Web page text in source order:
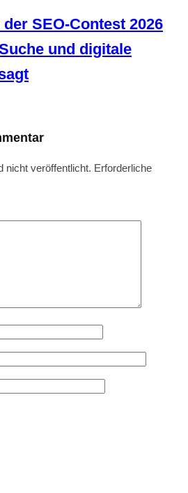
SEO-Contest 2026
und digitale
nicht veröffentlicht. Erforderliche